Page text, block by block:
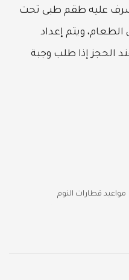
عليه طقم طبى تحت
ويتم إعداد
الحجز إذا طلب وجبة
مواعيد قطارات النوم